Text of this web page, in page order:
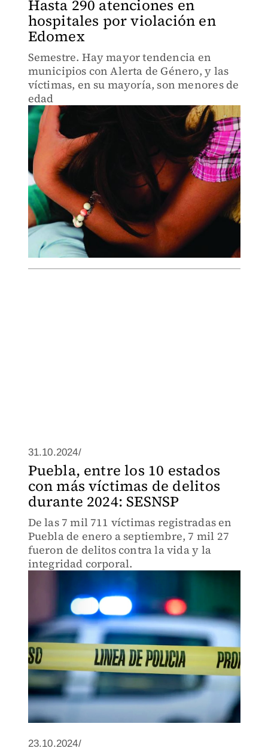
Hasta 290 atenciones en
hospitales por violación en
Edomex
Semestre. Hay mayor tendencia en
municipios con Alerta de Género, y las
víctimas, en su mayoría, son menores de
edad
31.10.2024/
Puebla, entre los 10 estados
con más víctimas de delitos
durante 2024: SESNSP
De las 7 mil 711 víctimas registradas en
Puebla de enero a septiembre, 7 mil 27
fueron de delitos contra la vida y la
integridad corporal.
23.10.2024/